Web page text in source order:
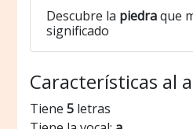
Descubre la piedraque
significado
Características al
Tiene 5 letras